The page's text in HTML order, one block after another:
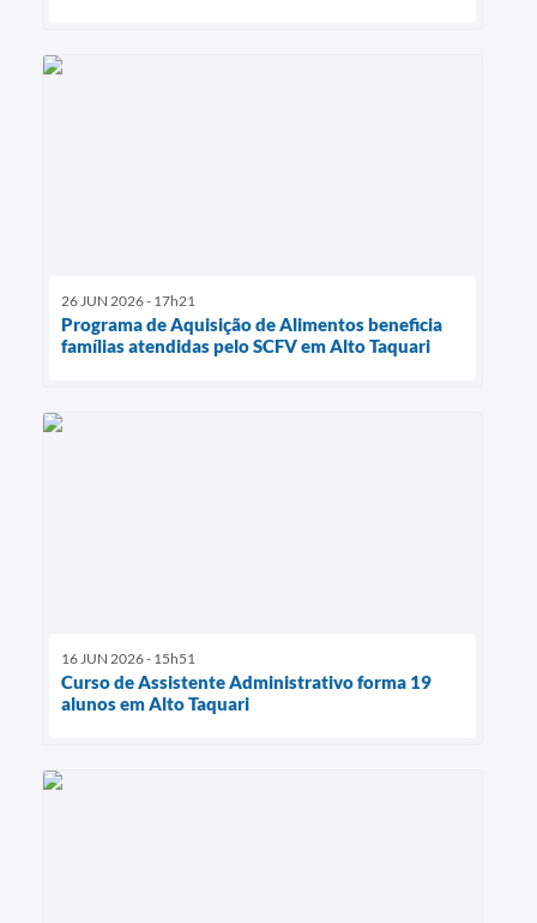
26 JUN 2026 - 17h21
Programa de Aquisição de Alimentos beneficia
famílias atendidas pelo SCFV em Alto Taquari
16 JUN 2026 - 15h51
Curso de Assistente Administrativo forma 19
alunos em Alto Taquari